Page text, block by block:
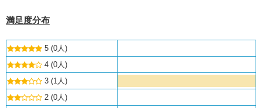
満足度分布
5 (0人)
4 (0人)
3 (1人)
2 (0人)